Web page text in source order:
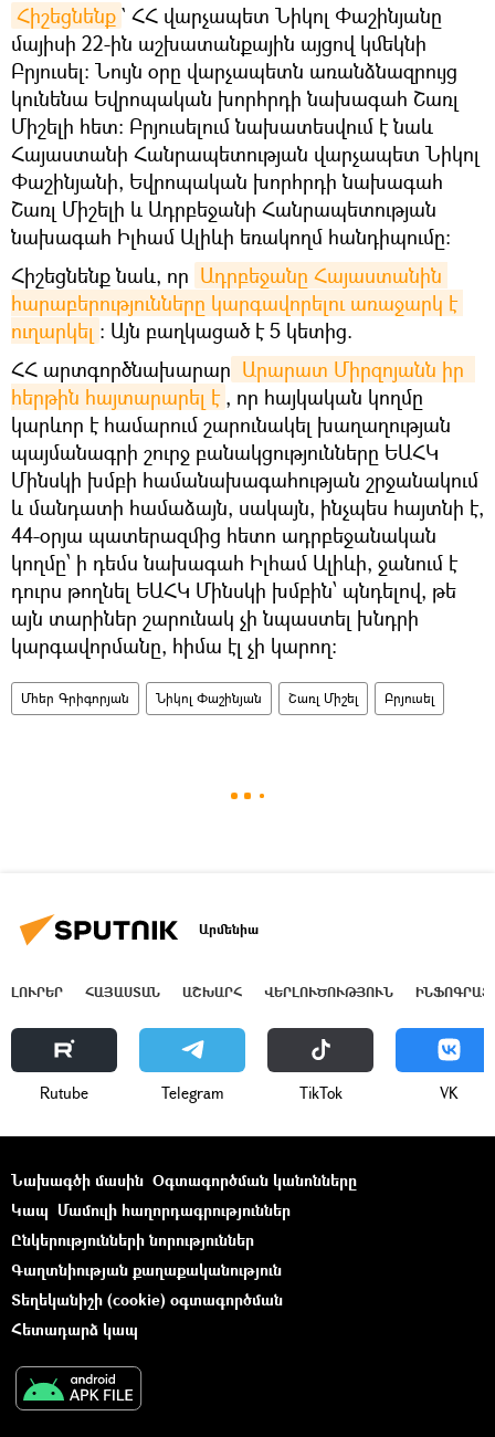
Հիշեցնենք ` ՀՀ վարչապետ Նիկոլ Փաշինյանը
մայիսի 22-ին աշխատանքային այցով կմեկնի
Բրյուսել: Նույն օրը վարչապետն առանձնազրույց
կունենա Եվրոպական խորհրդի նախագահ Շառլ
Միշելի հետ։ Բրյուսելում նախատեսվում է նաև
Հայաստանի Հանրապետության վարչապետ Նիկոլ
Փաշինյանի, Եվրոպական խորհրդի նախագահ
Շառլ Միշելի և Ադրբեջանի Հանրապետության
նախագահ Իլհամ Ալիևի եռակողմ հանդիպումը։
Հիշեցնենք նաև, որ Ադրբեջանը Հայաստանին
հարաբերությունները կարգավորելու առաջարկ է
ուղարկել ։ Այն բաղկացած է 5 կետից.
ՀՀ արտգործնախարար Արարատ Միրզոյանն իր
հերթին հայտարարել է , որ հայկական կողմը
կարևոր է համարում շարունակել խաղաղության
պայմանագրի շուրջ բանակցությունները ԵԱՀԿ
Մինսկի խմբի համանախագահության շրջանակում
և մանդատի համաձայն, սակայն, ինչպես հայտնի է,
44-օրյա պատերազմից հետո ադրբեջանական
կողմը՝ ի դեմս նախագահ Իլհամ Ալիևի, ջանում է
դուրս թողնել ԵԱՀԿ Մինսկի խմբին՝ պնդելով, թե
այն տարիներ շարունակ չի նպաստել խնդրի
կարգավորմանը, հիմա էլ չի կարող։
Մհեր Գրիգորյան Նիկոլ Փաշինյան Շառլ Միշել Բրյուսել
Արմենիա
ԼՈՒՐԵՐ ՀԱՅԱՍՏԱՆ ԱՇԽԱՐՀ ՎԵՐԼՈՒԾՈՒԹՅՈՒՆ
Rutube Telegram ТikТоk VK
Նախագծի մասին Օգտագործման կանոնները
Կապ Մամուլի հաղորդագրություններ
Ընկերությունների նորություններ
Գաղտնիության քաղաքականություն
Տեղեկանիշի (cookie) օգտագործման
Հետադարձ կապ